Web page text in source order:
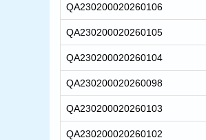
QA230200020260106
QA230200020260105
QA230200020260104
QA230200020260098
QA230200020260103
QA230200020260102